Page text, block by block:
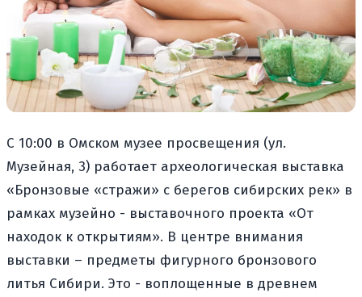
С 10:00 в Омском музее просвещения (ул.
Музейная, 3) работает археологическая выставка
«Бронзовые «стражи» с берегов сибирских рек» в
рамках музейно - выставочного проекта «От
находок к открытиям». В центре внимания
выставки – предметы фигурного бронзового
литья Сибири. Это - воплощенные в древнем